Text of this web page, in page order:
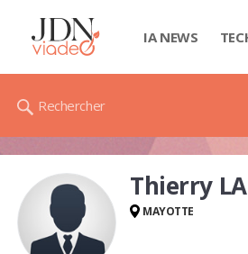
IA NEWS
Rechercher
Thierry
MAYOTTE